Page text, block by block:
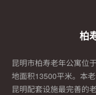
柏
昆明市柏寿老年公寓位
地面积13500平米。本
昆明配套设施最完善的